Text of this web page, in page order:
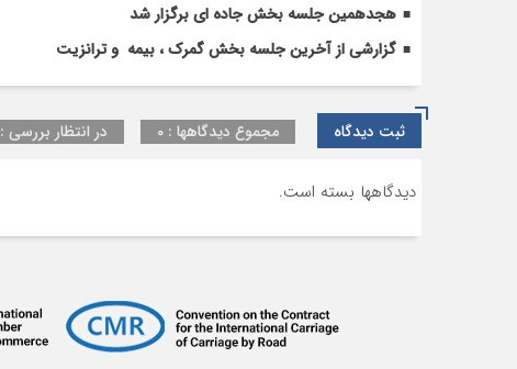
هجدهمین جلسه بخش جاده ای برگزار شد
گزارشی از آخرین جلسه بخش گمرک ، بیمه و ترانزیت
ثبت دیدگاه مجموع دیدگاهها : 0 در انتظار بررسی : 0
دیدگاهها بسته است.